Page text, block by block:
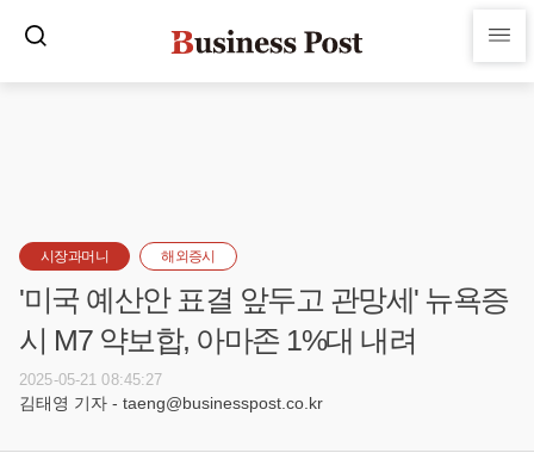
시장과머니 해외증시
'미국 예산안 표결 앞두고 관망세' 뉴욕증
시 M7 약보합, 아마존 1%대 내려
2025-05-21 08:45:27
김태영 기자 - taeng@businesspost.co.kr